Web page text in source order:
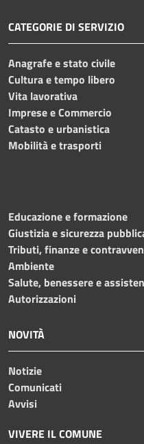
CATEGORIE DI SERVIZIO
Anagrafe e stato civile
Cultura e tempo libero
Vita lavorativa
Imprese e Commercio
Catasto e urbanistica
Mobilità e trasporti
Educazione e formazione
Giustizia e sicurezza
Tributi, finanze e
Ambiente
Salute, benessere e
Autorizzazioni
NOVITÀ
Notizie
Comunicati
Avvisi
VIVERE IL COMUNE